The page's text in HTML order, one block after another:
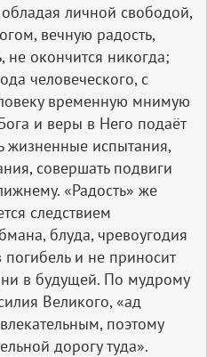
личной свободой,
вечную радость,
не окончится никогда;
человеческого, с
временную мнимую
и веры в Него подаёт
жизненные испытания,
совершать подвиги
«Радость» же
следствием
блуда, чревоугодия
и не приносит
ни в будущей. По мудрому
Великого, «ад
поэтому
дорогу туда».